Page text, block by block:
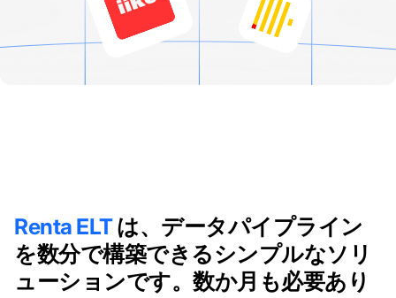
Renta ELTは、データパイプライン
を数分で構築できるシンプルなソリ
ューションです。数か月も必要あり